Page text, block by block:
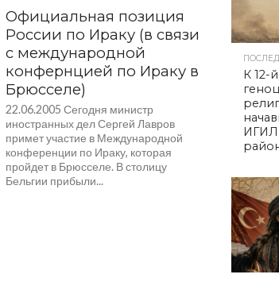
Официальная позиция
России по Ираку (в связи
с международной
конфернцией по Ираку в
Брюсселе)
22.06.2005 Сегодня министр
иностранных дел Сергей Лавров
примет участие в Международной
конференции по Ираку, которая
пройдет в Брюсселе. В столицу
Бельгии прибыли...
К 12-
ИГИЛ